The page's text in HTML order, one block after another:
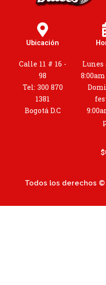
Ubicación
Calle 11 # 16 -
98
Tel: 300 870
1381
Bogotá D.C
Lunes
$
Todos los derechos ©